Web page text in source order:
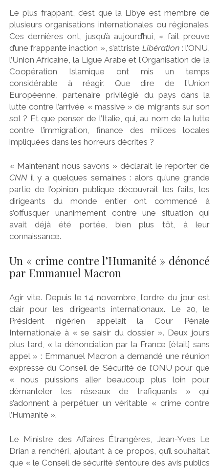
Le plus frappant, c’est que la Libye est membre de
plusieurs organisations internationales ou régionales.
Ces dernières ont, jusqu’à aujourd’hui, « fait preuve
d’une frappante inaction », s’attriste Libération : l’ONU,
l’Union Africaine, la Ligue Arabe et l’Organisation de la
Coopération Islamique ont mis un temps
considérable à réagir. Que dire de l’Union
Européenne, partenaire privilégié du pays dans la
lutte contre l’arrivée « massive » de migrants sur son
sol ? Et que penser de l’Italie, qui, au nom de la lutte
contre l’immigration, finance des milices locales
impliquées dans les horreurs décrites ?
« Maintenant nous savons » déclarait le reporter de
CNNil y a quelques semaines : alors qu’une grande
partie de l’opinion publique découvrait les faits, les
dirigeants du monde entier ont commencé à
s’offusquer unanimement contre une situation qui
avait déjà été portée, bien plus tôt, à leur
connaissance.
Un « crime contre l’Humanité » dénoncé
par Emmanuel Macron
Agir vite. Depuis le 14 novembre, l’ordre du jour est
clair pour les dirigeants internationaux. Le 20, le
Président nigérien appelait la Cour Pénale
Internationale à « se saisir du dossier ». Deux jours
plus tard, « la dénonciation par la France [était] sans
appel » : Emmanuel Macron a demandé une réunion
expresse du Conseil de Sécurité de l’ONU pour que
« nous puissions aller beaucoup plus loin pour
démanteler les réseaux de trafiquants » qui
s’adonnent à perpétuer un véritable « crime contre
l’Humanité ».
Le Ministre des Affaires Étrangères, Jean-Yves Le
Drian a renchéri, ajoutant à ce propos, qu’il souhaitait
que « le Conseil de sécurité s’entoure des avis publics